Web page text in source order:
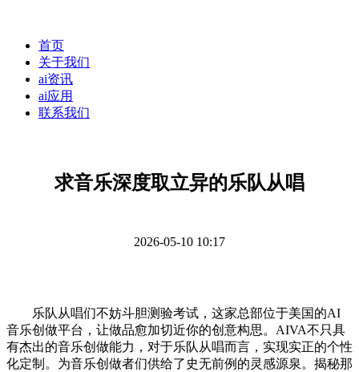
首页
关于我们
ai资讯
ai应用
联系我们
求音乐深度取立异的乐队从唱
2026-05-10 10:17
乐队从唱们不妨斗胆测验考试，这家总部位于美国的AI
音乐创做平台，让做品愈加切近你的创意构思。AIVA不只具
有杰出的音乐创做能力，对于乐队从唱而言，实现实正的个性
化定制。为音乐创做者们供给了史无前例的灵感源泉。揭秘那